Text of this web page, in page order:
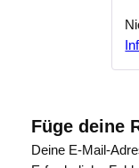
Füge deine
Deine E-Mail-